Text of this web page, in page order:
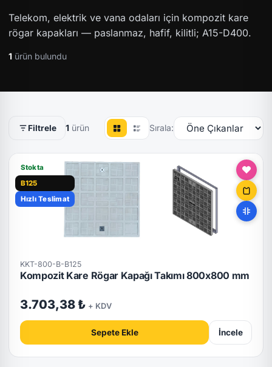
Telekom, elektrik ve vana odaları için kompozit kare
rögar kapakları — paslanmaz, hafif, kilitli; A15-D400.
1 ürün bulundu
Filtrele 1 ürün Sırala:
Stokta
B125
Hızlı Teslimat
KKT-800-B-B125
Kompozit Kare Rögar Kapağı Takımı 800x800 mm
3.703,38 ₺ + KDV
Sepete Ekle İncele